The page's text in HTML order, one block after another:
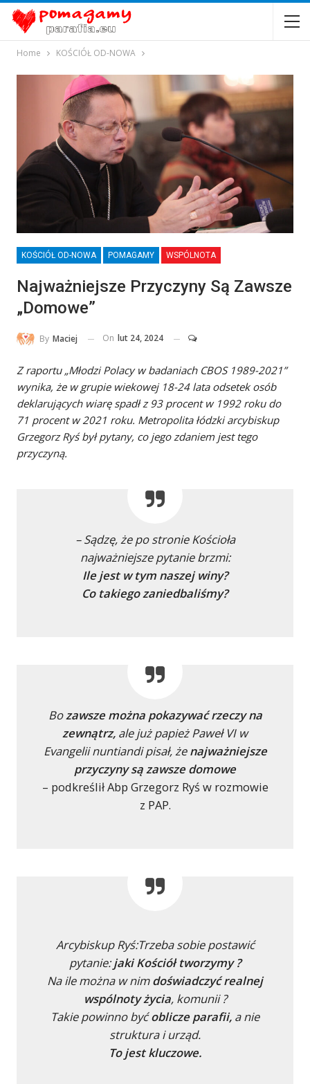
Home KOŚCIÓŁ OD-NOWA
KOŚCIÓŁ OD-NOWA POMAGAMY WSPÓLNOTA
Najważniejsze Przyczyny Są Zawsze
„domowe”
By Maciej On lut 24, 2024
Z raportu „Młodzi Polacy w badaniach CBOS 1989-2021”
wynika, że w grupie wiekowej 18-24 lata odsetek osób
deklarujących wiarę spadł z 93 procent w 1992 roku do
71 procent w 2021 roku. Metropolita łódzki arcybiskup
Grzegorz Ryś był pytany, co jego zdaniem jest tego
przyczyną.
– Sądzę, że po stronie Kościoła
najważniejsze pytanie brzmi:
Ile jest w tym naszej winy?
Co takiego zaniedbaliśmy?
Bozawsze można pokazywać rzeczy na
zewnątrz, ale już papież Paweł VI w
Evangelii nuntiandi pisał, żenajważniejsze
przyczyny są zawsze domowe
– podkreślił Abp Grzegorz Ryś w rozmowie
z PAP.
Arcybiskup Ryś:Trzeba sobie postawić
pytanie:jaki Kościół tworzymy ?
Na ile można w nimdoświadczyć realnej
wspólnoty życia, komunii ?
Takie powinno byćoblicze parafii, a nie
struktura i urząd.
To jest kluczowe.